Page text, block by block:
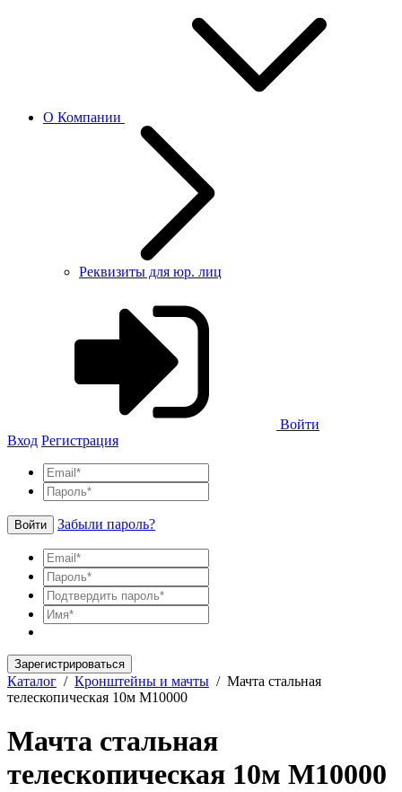
О Компании
Реквизиты для юр. лиц
Войти
Вход Регистрация
Войти Забыли пароль?
Зарегистрироваться
Каталог / Кронштейны и мачты / Мачта стальная
телескопическая 10м М10000
Мачта стальная
телескопическая 10м М10000